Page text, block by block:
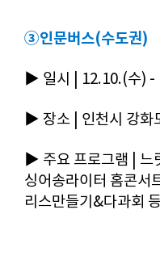
③인문버스(수도권)
▶ 일시 | 12.10.(수) -
▶ 장소 | 인천시 강화
▶ 주요 프로그램 | 느
싱어송라이터 홈콘서
리스만들기&다과회